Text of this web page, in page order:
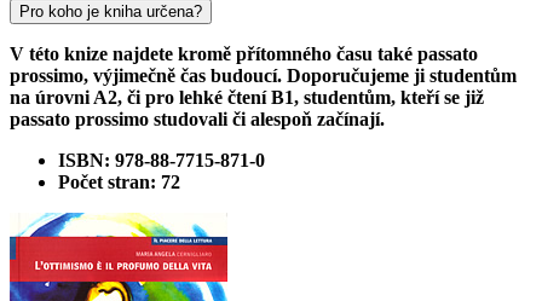
Pro koho je kniha určena?
V této knize najdete kromě přítomného času také passato
prossimo, výjimečně čas budoucí. Doporučujeme ji studentům
na úrovni A2, či pro lehké čtení B1, studentům, kteří se již
passato prossimo studovali či alespoň začínají.
ISBN: 978-88-7715-871-0
Počet stran: 72